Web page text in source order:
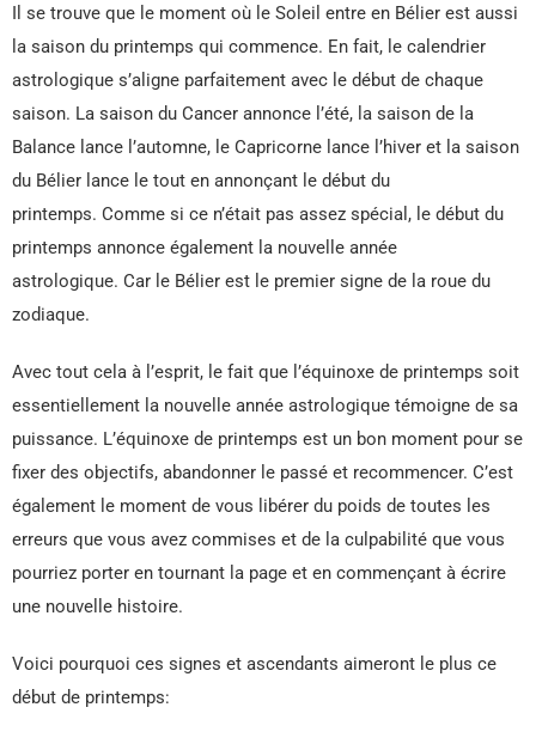
Il se trouve que le moment où le Soleil entre en Bélier est aussi
la saison du printemps qui commence. En fait, le calendrier
astrologique s’aligne parfaitement avec le début de chaque
saison. La saison du Cancer annonce l’été, la saison de la
Balance lance l’automne, le Capricorne lance l’hiver et la saison
du Bélier lance le tout en annonçant le début du
printemps. Comme si ce n’était pas assez spécial, le début du
printemps annonce également la nouvelle année
astrologique. Car le Bélier est le premier signe de la roue du
zodiaque.
Avec tout cela à l’esprit, le fait que l’équinoxe de printemps soit
essentiellement la nouvelle année astrologique témoigne de sa
puissance. L’équinoxe de printemps est un bon moment pour se
fixer des objectifs, abandonner le passé et recommencer. C’est
également le moment de vous libérer du poids de toutes les
erreurs que vous avez commises et de la culpabilité que vous
pourriez porter en tournant la page et en commençant à écrire
une nouvelle histoire.
Voici pourquoi ces signes et ascendants aimeront le plus ce
début de printemps: